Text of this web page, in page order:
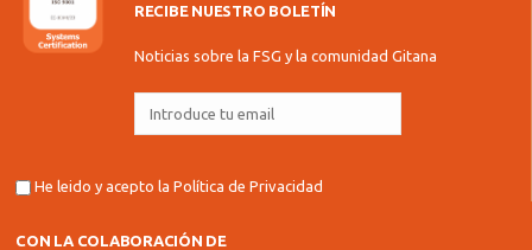
RECIBE NUESTRO BOLETÍN
Noticias sobre la FSG y la comunidad Gitana
He leido y acepto laPolítica de Privacidad
CON LA COLABORACIÓN DE